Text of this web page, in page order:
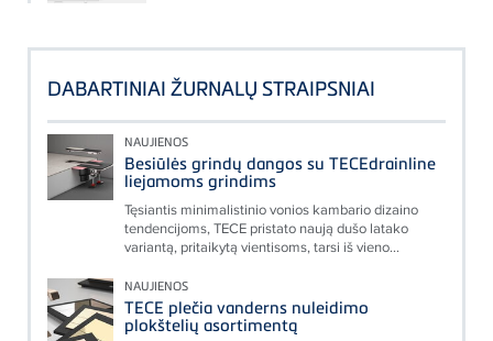
DABARTINIAI ŽURNALŲ STRAIPSNIAI
NAUJIENOS
Besiūlės grindų dangos su TECEdrainline
liejamoms grindims
Tęsiantis minimalistinio vonios kambario dizaino
tendencijoms, TECE pristato naują dušo latako
variantą, pritaikytą vientisoms, tarsi iš vieno...
NAUJIENOS
TECE plečia vanderns nuleidimo
plokštelių asortimentą